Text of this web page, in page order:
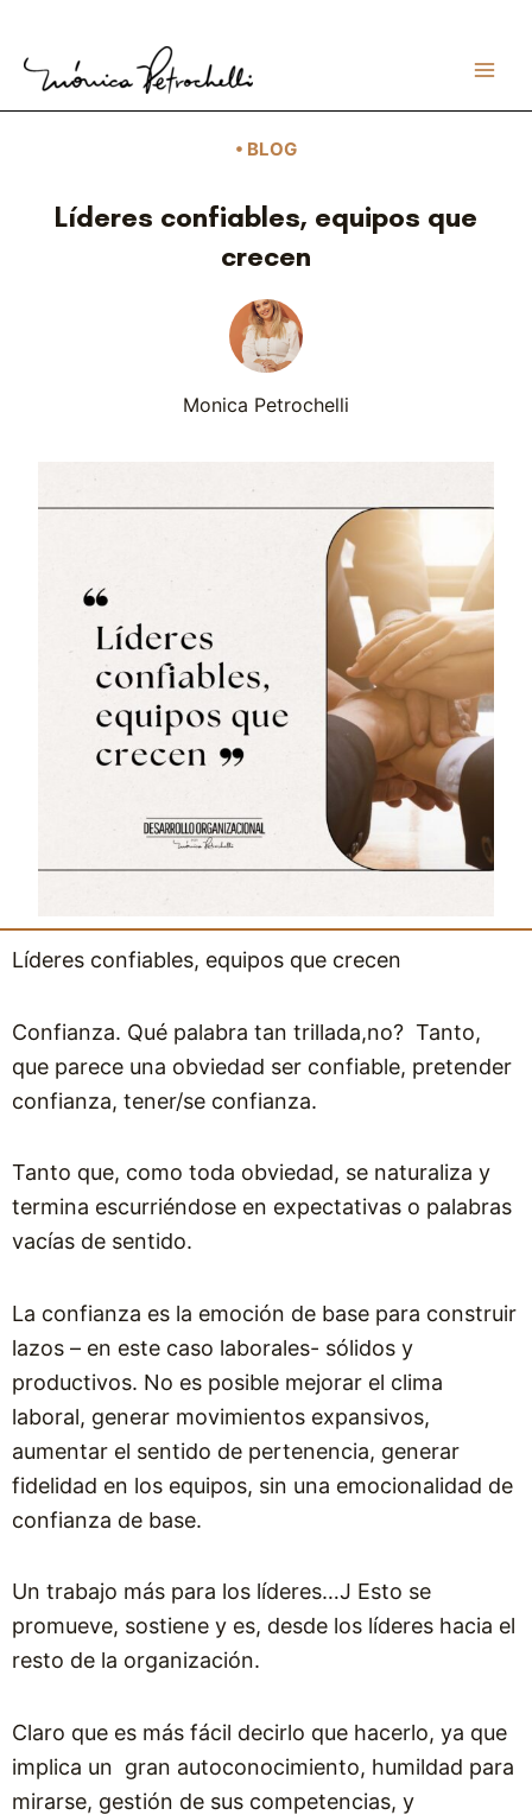
contenido
• BLOG
Líderes confiables, equipos que
crecen
Monica Petrochelli
Líderes confiables, equipos que crecen
Confianza. Qué palabra tan trillada,no? Tanto,
que parece una obviedad ser confiable, pretender
confianza, tener/se confianza.
Tanto que, como toda obviedad, se naturaliza y
termina escurriéndose en expectativas o palabras
vacías de sentido.
La confianza es la emoción de base para construir
lazos – en este caso laborales- sólidos y
productivos. No es posible mejorar el clima
laboral, generar movimientos expansivos,
aumentar el sentido de pertenencia, generar
fidelidad en los equipos, sin una emocionalidad de
confianza de base.
Un trabajo más para los líderes…J Esto se
promueve, sostiene y es, desde los líderes hacia el
resto de la organización.
Claro que es más fácil decirlo que hacerlo, ya que
implica un gran autoconocimiento, humildad para
mirarse, gestión de sus competencias, y